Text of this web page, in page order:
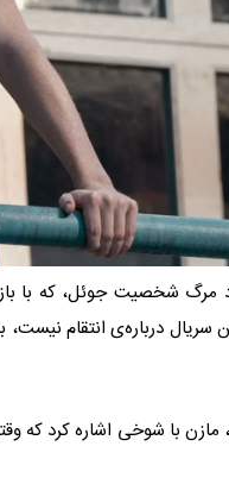
مرگ شخصیت جوئل، که با
درباره‌ی انتقام نیست،
با شوخی اشاره کرد که